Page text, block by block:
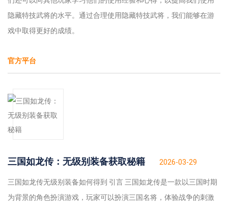
隐藏特技武将的水平。通过合理使用隐藏特技武将，我们能够在游
戏中取得更好的成绩。
官方平台
三国如龙传：无级别装备获取秘籍 2026-03-29
三国如龙传无级别装备如何得到 引言 三国如龙传是一款以三国时期
为背景的角色扮演游戏，玩家可以扮演三国名将，体验战争的刺激